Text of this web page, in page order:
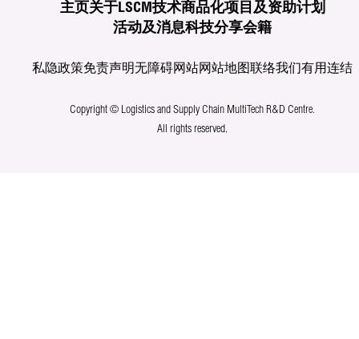
主页关于LSCM技术商品化项目及资助计划
活动及消息科技分享会籍
私隐政策免责声明无障碍网站网站地图联络我们有用连结
Copyright © Logistics and Supply Chain MultiTech R&D Centre.
All rights reserved.